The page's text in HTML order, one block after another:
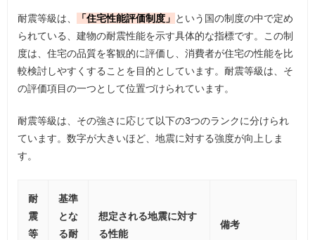
耐震等級は、 「住宅性能評価制度」 という国の制度の中で定め
られている、建物の耐震性能を示す具体的な指標です。この制
度は、住宅の品質を客観的に評価し、消費者が住宅の性能を比
較検討しやすくすることを目的としています。耐震等級は、そ
の評価項目の一つとして位置づけられています。
耐震等級は、その強さに応じて以下の3つのランクに分けられ
ています。数字が大きいほど、地震に対する強度が向上しま
す。
耐
震
等
基準
とな
る耐
想定される地震に対す
る性能
備考